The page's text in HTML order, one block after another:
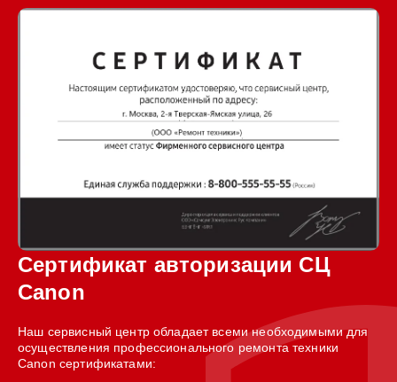
Сертификат авторизации СЦ
Canon
Наш сервисный центр обладает всеми необходимыми для
осуществления профессионального ремонта техники
Canon сертификатами: